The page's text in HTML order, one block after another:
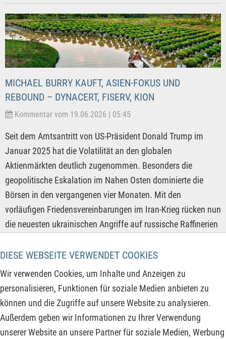
DIESE WEBSEITE VERWENDET COOKIES
Wir verwenden Cookies, um Inhalte und Anzeigen zu
personalisieren, Funktionen für soziale Medien anbieten zu
können und die Zugriffe auf unsere Website zu analysieren.
Außerdem geben wir Informationen zu Ihrer Verwendung
unserer Website an unsere Partner für soziale Medien, Werbung
MICHAEL BURRY KAUFT, ASIEN-FOKUS UND
REBOUND – DYNACERT, FISERV, KION
Kommentar vom 19.06.2026 | 05:45
Seit dem Amtsantritt von US-Präsident Donald Trump im
Januar 2025 hat die Volatilität an den globalen
Aktienmärkten deutlich zugenommen. Besonders die
geopolitische Eskalation im Nahen Osten dominierte die
Börsen in den vergangenen vier Monaten. Mit den
vorläufigen Friedensvereinbarungen im Iran-Krieg rücken nun
die neuesten ukrainischen Angriffe auf russische Raffinerien
nächstes die Rohölpreise wieder in die Höhe treiben. Der
Angebotsschock durch die Schließung der Straße von
Hormus ist noch nicht verdaut und die Inflations- sowie
Rezessionsängste bei den Anlegern sind nach wie vor
vorhanden. Dennoch bieten sich immer wieder neue
Chancen, was die folgenden Unternehmen unter Beweis